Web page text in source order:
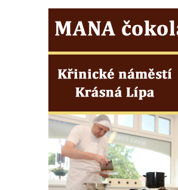
v Duchcově
kapli Panny Marie v Lahošti
Pomník obětem 2. světové války v parku v
Pomník obětem bombardování 8. 5. 1945 v
ulici U Plovárny ve Frýdlantu
Pamětní deska Rumburské vzpoury na
Základní škole Tyršova v Rumburku